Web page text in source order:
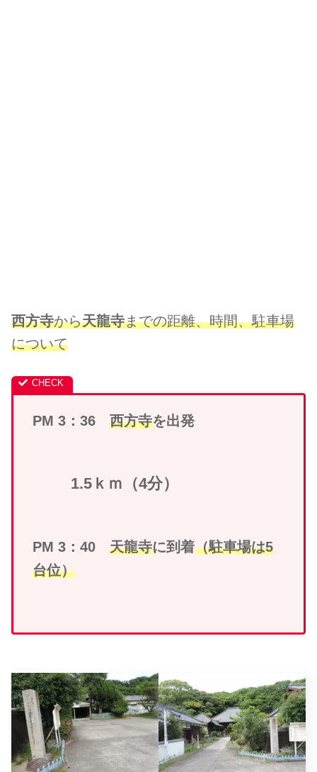
西方寺から天龍寺までの距離、時間、駐車場
について
PM 3：36 西方寺を出発
1.5ｋｍ（4分）
PM 3：40 天龍寺に到着（駐車場は5
台位）